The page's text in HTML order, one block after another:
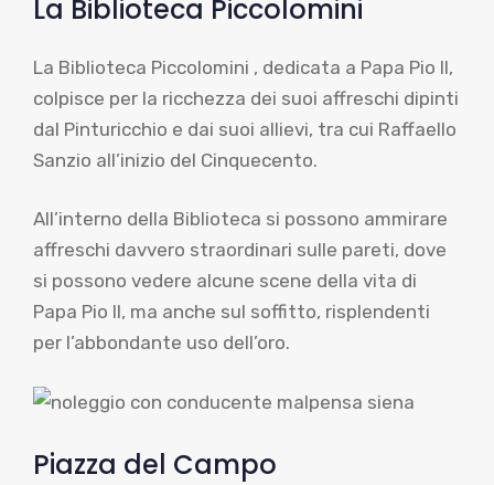
La Biblioteca Piccolomini
La Biblioteca Piccolomini , dedicata a Papa Pio II,
colpisce per la ricchezza dei suoi affreschi dipinti
dal Pinturicchio e dai suoi allievi, tra cui Raffaello
Sanzio all’inizio del Cinquecento.
All’interno della Biblioteca si possono ammirare
affreschi davvero straordinari sulle pareti, dove
si possono vedere alcune scene della vita di
Papa Pio II, ma anche sul soffitto, risplendenti
per l’abbondante uso dell’oro.
Piazza del Campo